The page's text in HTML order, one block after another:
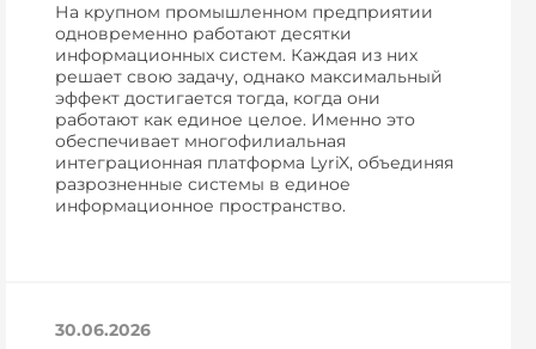
На крупном промышленном предприятии
одновременно работают десятки
информационных систем. Каждая из них
решает свою задачу, однако максимальный
эффект достигается тогда, когда они
работают как единое целое. Именно это
обеспечивает многофилиальная
интеграционная платформа LyriX, объединяя
разрозненные системы в единое
информационное пространство.
30.06.2026